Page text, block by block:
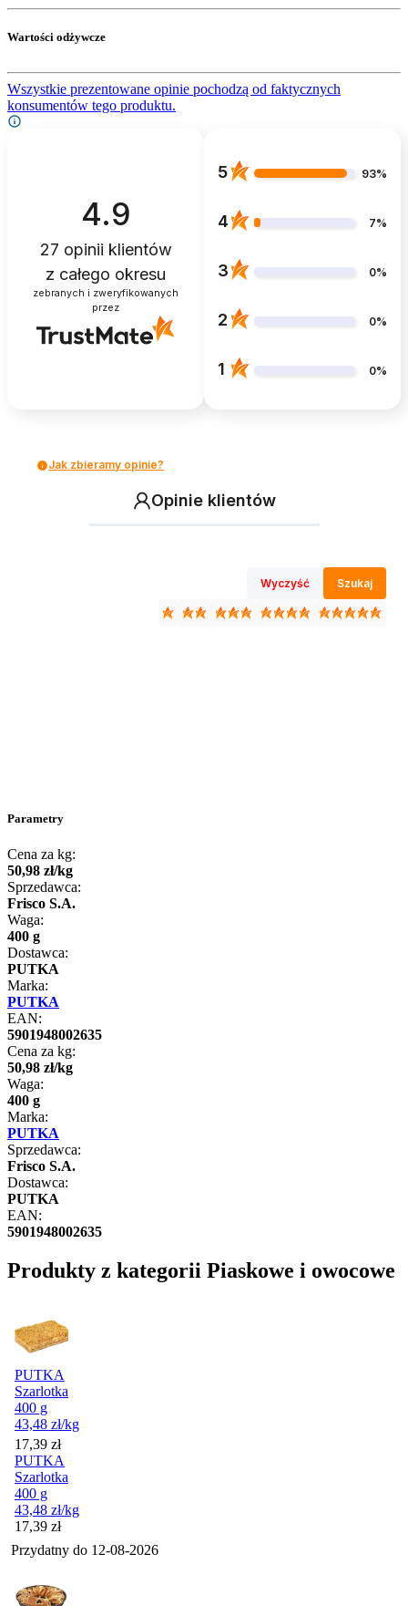
Wartości odżywcze
Wszystkie prezentowane opinie pochodzą od faktycznych
konsumentów tego produktu.
4.9
27 opinii klientów
z całego okresu
zebranych i zweryfikowanych
przez
5 93%
4 7%
3 0%
2 0%
1 0%
Jak zbieramy opinie?
Opinie klientów
Wyczyść Szukaj
Parametry
Cena za kg:
50,98 zł/kg
Sprzedawca:
Frisco S.A.
Waga:
400 g
Dostawca:
PUTKA
Marka:
PUTKA
EAN:
5901948002635
Cena za kg:
50,98 zł/kg
Waga:
400 g
Marka:
PUTKA
Sprzedawca:
Frisco S.A.
Dostawca:
PUTKA
EAN:
5901948002635
Produkty z kategorii Piaskowe i owocowe
PUTKA
Szarlotka
400 g
43,48 zł/kg
Cena
17,39 zł
PUTKA
Szarlotka
400 g
43,48 zł/kg
Cena
17,39 zł
Przydatny do 12-08-2026